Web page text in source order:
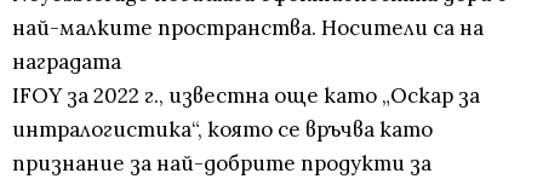
най-малките пространства. Носители са на
наградата
IFOY за 2022 г., известна още като „Оскар за
интралогистика“, която се връчва като
признание за най-добрите продукти за